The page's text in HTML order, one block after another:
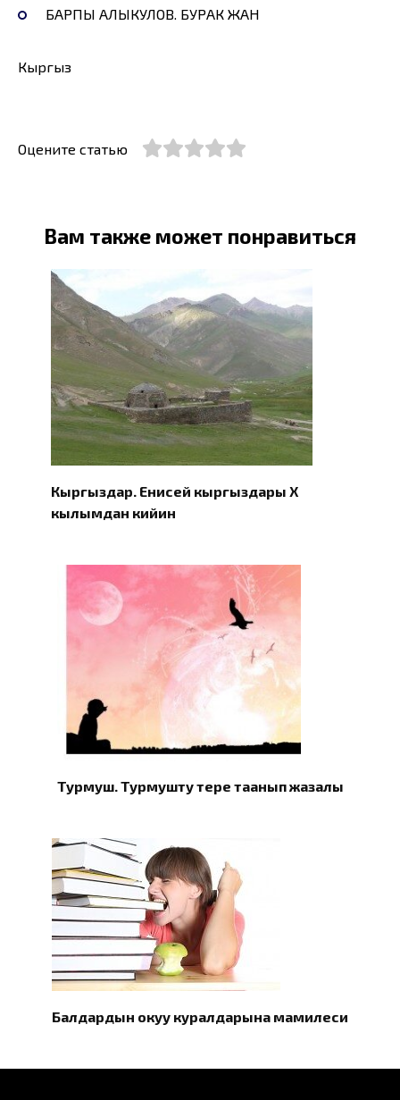
БАРПЫ АЛЫКУЛОВ. БУРАК ЖАН
Кыргыз
Оцените статью
Вам также может понравиться
Кыргыздар. Eнисей кыргыздары X
кылымдан кийин
Турмуш. Турмушту терең таанып жазалы
Балдардын окуу куралдарына мамилеси